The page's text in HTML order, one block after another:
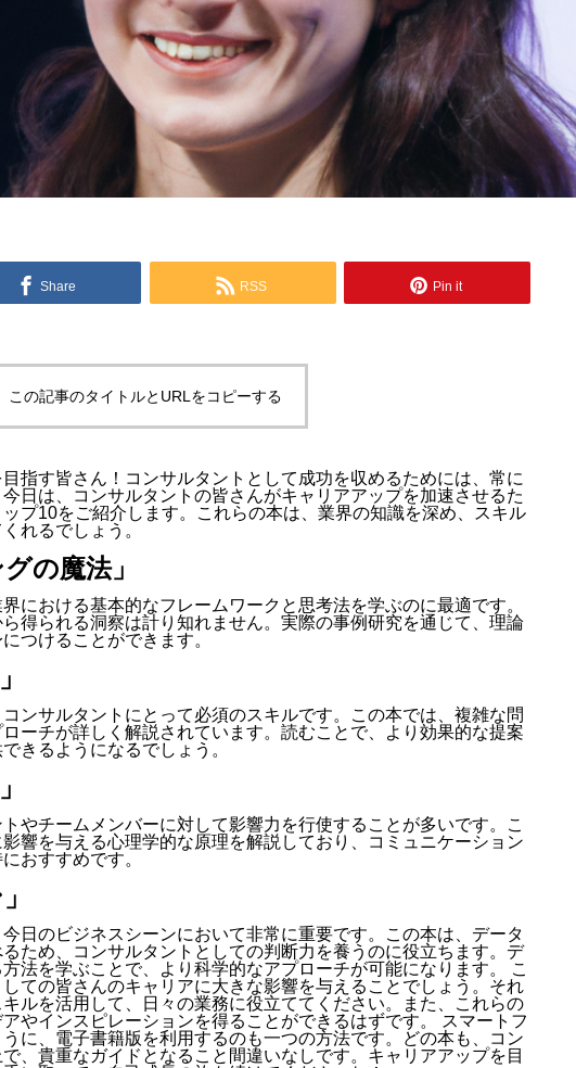
Share RSS Pin it
この記事のタイトルとURLをコピーする
指す皆さん！コンサルタントとして成功を収めるためには、常に
日は、コンサルタントの皆さんがキャリアアップを加速させるた
プ10をご紹介します。これらの本は、業界の知識を深め、スキル
れるでしょう。
の魔法」
における基本的なフレームワークと思考法を学ぶのに最適です。
得られる洞察は計り知れません。実際の事例研究を通じて、理論
つけることができます。
ンサルタントにとって必須のスキルです。この本では、複雑な問
ーチが詳しく解説されています。読むことで、より効果的な提案
きるようになるでしょう。
やチームメンバーに対して影響力を行使することが多いです。こ
響を与える心理学的な原理を解説しており、コミュニケーション
おすすめです。
日のビジネスシーンにおいて非常に重要です。この本は、データ
ため、コンサルタントとしての判断力を養うのに役立ちます。デ
法を学ぶことで、より科学的なアプローチが可能になります。 こ
ての皆さんのキャリアに大きな影響を与えることでしょう。それ
ルを活用して、日々の業務に役立ててください。また、これらの
やインスピレーションを得ることができるはずです。 スマートフ
に、電子書籍版を利用するのも一つの方法です。どの本も、コン
、貴重なガイドとなること間違いなしです。キャリアアップを目